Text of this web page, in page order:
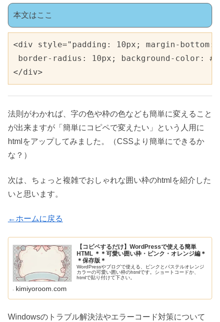
本文はここ
<div style="padding: 10px; margin-
border-radius: 10px; background-color:
</div>
法則がわかれば、字の色や枠の色なども簡単に変えること
が出来ますが「簡単にコピペで変えたい」という人用に
htmlをアップしてみました。（CSSより簡単にできるか
な？）
次は、ちょっと複雑でおしゃれな囲い枠のhtmlを紹介した
いと思います。
←ホームに戻る
【コピペするだけ】WordPressで使える簡単
HTML ＊＊可愛い囲い枠・ピンク・オレンジ編＊
＊保存版＊
WordPressやブログで使える、ピンクとパステルオレンジ
カラーの可愛い囲い枠のhtmlです。ショートコードか、
htmlで貼り付けて下さい。
kimiyoroom.com
Windowsのトラブル解決法やエラーコード対策について